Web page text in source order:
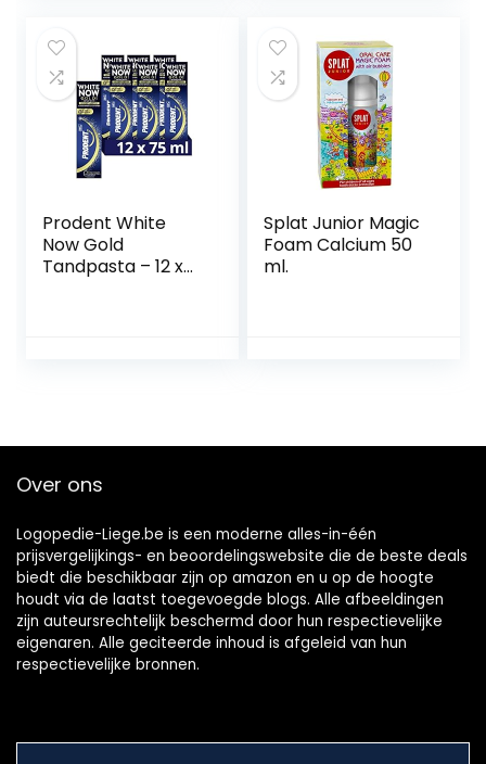
75 ml
Prodent White
Now Gold
Tandpasta – 12 x
Splat Junior Magic
Foam Calcium 50
ml.
Over ons
Logopedie-Liege.be is een moderne alles-in-één
prijsvergelijkings- en beoordelingswebsite die de beste deals
biedt die beschikbaar zijn op amazon en u op de hoogte
houdt via de laatst toegevoegde blogs. Alle afbeeldingen
zijn auteursrechtelijk beschermd door hun respectievelijke
eigenaren. Alle geciteerde inhoud is afgeleid van hun
respectievelijke bronnen.